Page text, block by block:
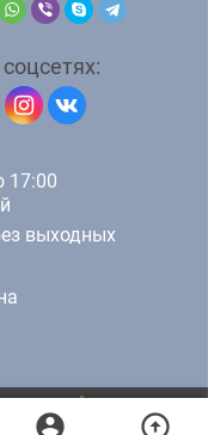
account_circle arrow_circle_up
17:00
выходных
кухонной посуды.